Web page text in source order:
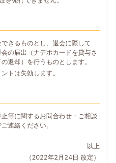
きるものとし、退会に際して
の届出（ナデポカードを貸与さ
返却）を行うものとします。
トは失効します。
等に関するお問合わせ・ご相談
連絡ください。
以上
（2022年2月24日 改定）